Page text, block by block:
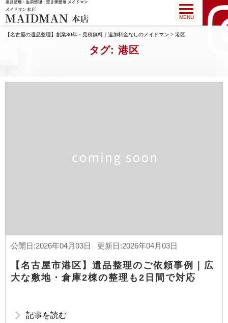
MENU
【名古屋の遺品整理】創業30年・見積無料｜追加料金なしのメイドマン > 港区
タグ: 港区
公開日:2026年04月03日 更新日:2026年04月03日
【名古屋市港区】遺品整理のご依頼事例｜広
大な敷地・倉庫2棟の整理も2日間で対応
記事を読む